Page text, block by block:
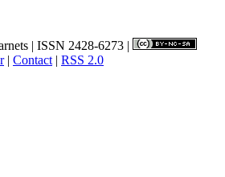
| ISSN 2428-6273 |
| Contact | RSS 2.0